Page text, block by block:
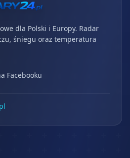
dla Polski i Europy. Radar
śniegu oraz temperatura
Facebooku